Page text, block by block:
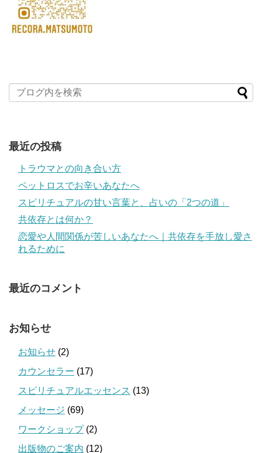
最近の投稿
トラウマとの向き合い方
ペットロスでお辛いあなたへ
スピリチュアルの甘い言葉と、占いの「2つの道」
共依存とは何か？
恋愛や人間関係が苦しいあなたへ｜共依存を手放し愛さ
れるために
最近のコメント
お知らせ
お知らせ (2)
カウンセラー (17)
スピリチュアルエッセンス (13)
メッセージ (69)
ワークショップ(2)
出版物のご案内 (12)